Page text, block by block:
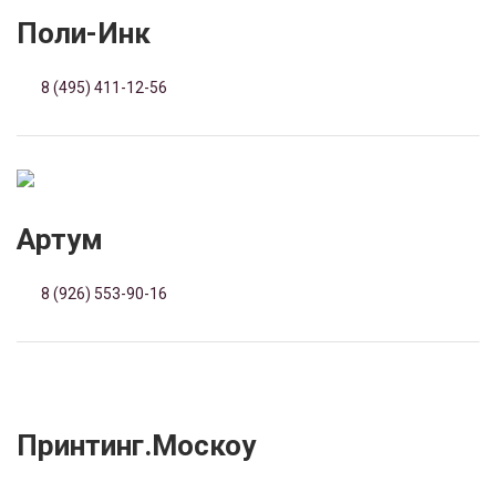
Поли-Инк
8 (495) 411-12-56
Артум
8 (926) 553-90-16
Принтинг.Москоу